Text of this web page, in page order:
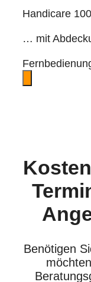
Handicare
… mit
Benötigen